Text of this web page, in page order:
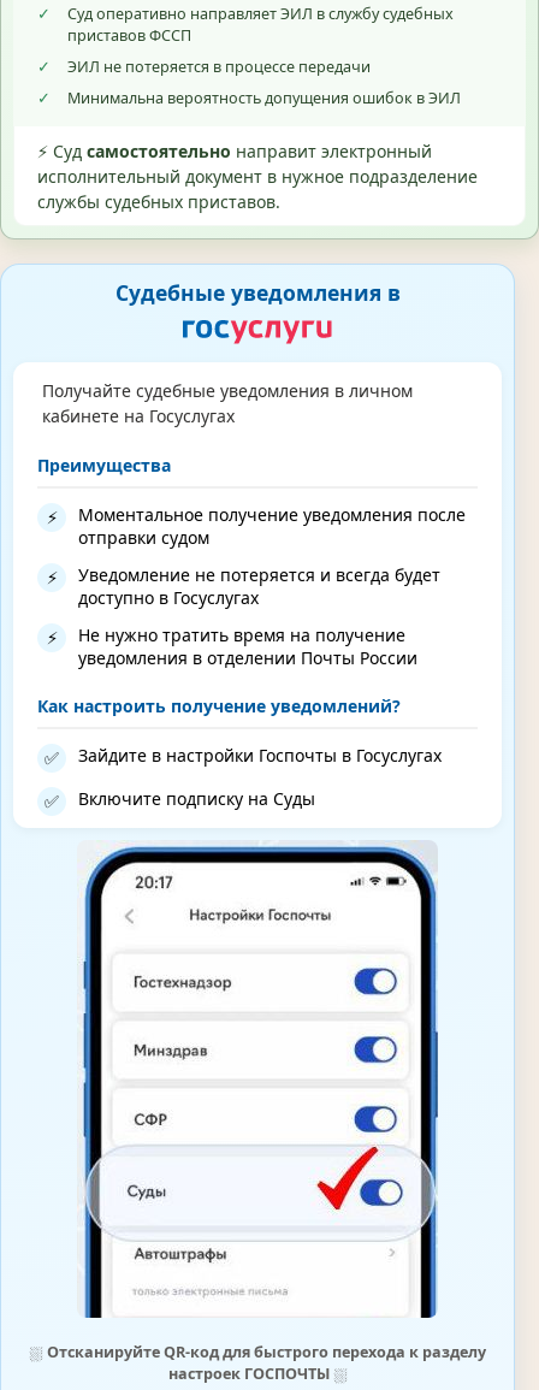
✓
Суд оперативно направляет ЭИЛ в службу судебных
приставов ФССП
✓
ЭИЛ не потеряется в процессе передачи
✓
Минимальна вероятность допущения ошибок в ЭИЛ
⚡ Суд самостоятельно направит электронный
исполнительный документ в нужное подразделение
службы судебных приставов.
Судебные уведомления в
Получайте судебные уведомления в личном
кабинете на Госуслугах
Преимущества
⚡
Моментальное получение уведомления после
отправки судом
⚡
Уведомление не потеряется и всегда будет
доступно в Госуслугах
⚡
Не нужно тратить время на получение
уведомления в отделении Почты России
Как настроить получение уведомлений?
✅ Зайдите в настройки Госпочты в Госуслугах
✅ Включите подписку на Суды
⛆ Отсканируйте QR-код для быстрого перехода к разделу
настроек ГОСПОЧТЫ⛆